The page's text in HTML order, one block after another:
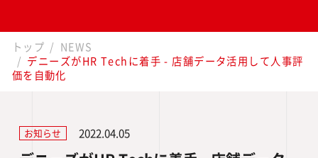
トップ
NEWS
デニーズがHR Techに着手 - 店舗データ活用して人事評
価を自動化
お知らせ 2022.04.05